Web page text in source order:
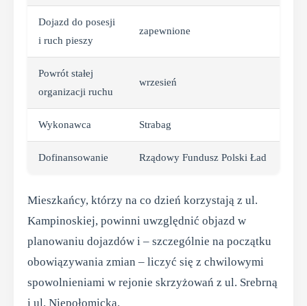
Dojazd do posesji
i ruch pieszy
zapewnione
Powrót stałej
organizacji ruchu
wrzesień
Wykonawca Strabag
Dofinansowanie Rządowy Fundusz Polski Ład
Mieszkańcy, którzy na co dzień korzystają z ul.
Kampinoskiej, powinni uwzględnić objazd w
planowaniu dojazdów i – szczególnie na początku
obowiązywania zmian – liczyć się z chwilowymi
spowolnieniami w rejonie skrzyżowań z ul. Srebrną
i ul. Niepołomicką.